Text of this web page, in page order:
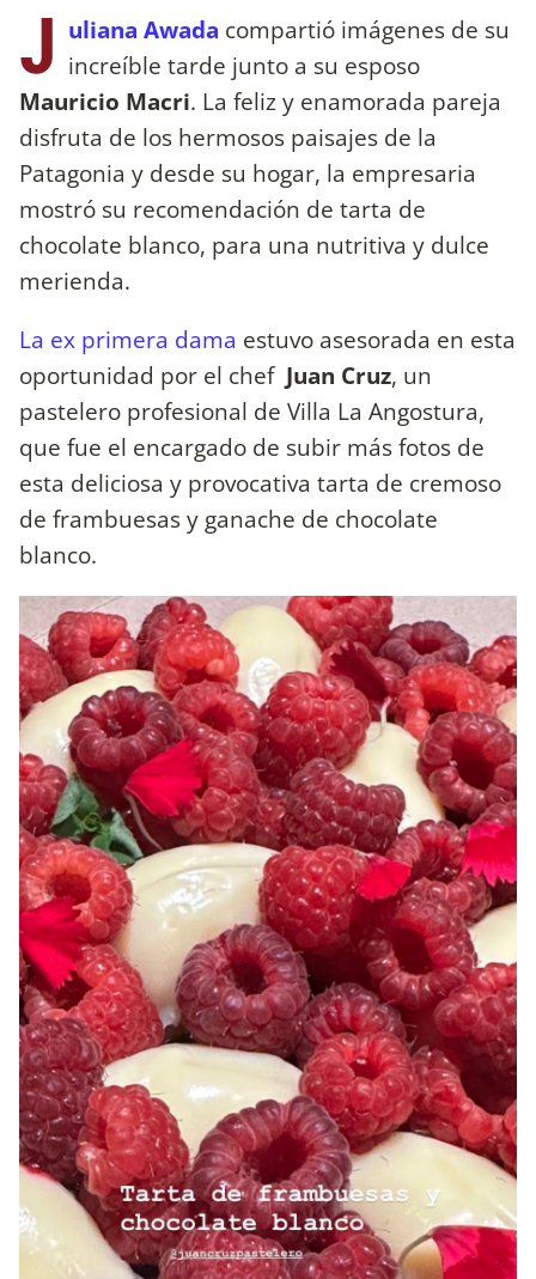
J uliana Awada compartió imágenes de su
increíble tarde junto a su esposo
Mauricio Macri. La feliz y enamorada pareja
disfruta de los hermosos paisajes de la
Patagonia y desde su hogar, la empresaria
mostró su recomendación de tarta de
chocolate blanco, para una nutritiva y dulce
merienda.
La ex primera dama estuvo asesorada en esta
oportunidad por el chef Juan Cruz, un
pastelero profesional de Villa La Angostura,
que fue el encargado de subir más fotos de
esta deliciosa y provocativa tarta de cremoso
de frambuesas y ganache de chocolate
blanco.